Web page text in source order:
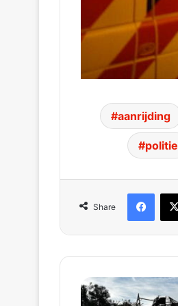
aanrijding
politie
Share
Facebook
X
Opnieuw
brand